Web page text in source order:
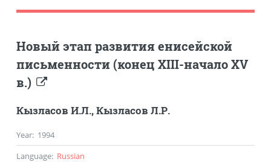
Новый этап развития енисейской
письменности (конец XIII-начало XV
в.)
Кызласов И.Л.,Кызласов Л.Р.
Year: 1994
Language: Russian